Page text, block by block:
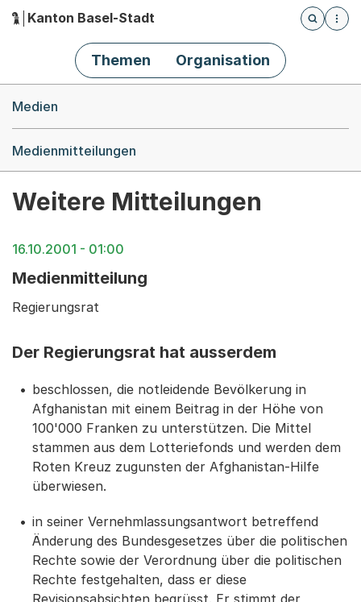
Hauptnavigation
Kanton Basel-Stadt
Öffnet
Themen Organisation
Medien
Medienmitteilungen
Weitere Mitteilungen
16.10.2001 - 01:00
Medienmitteilung
Regierungsrat
Der Regierungsrat hat ausserdem
beschlossen, die notleidende Bevölkerung in
Afghanistan mit einem Beitrag in der Höhe von
100'000 Franken zu unterstützen. Die Mittel
stammen aus dem Lotteriefonds und werden dem
Roten Kreuz zugunsten der Afghanistan-Hilfe
überwiesen.
in seiner Vernehmlassungsantwort betreffend
Änderung des Bundesgesetzes über die politischen
Rechte sowie der Verordnung über die politischen
Rechte festgehalten, dass er diese
Revisionsabsichten begrüsst. Er stimmt der